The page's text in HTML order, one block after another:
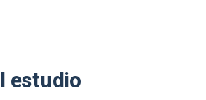
estudio